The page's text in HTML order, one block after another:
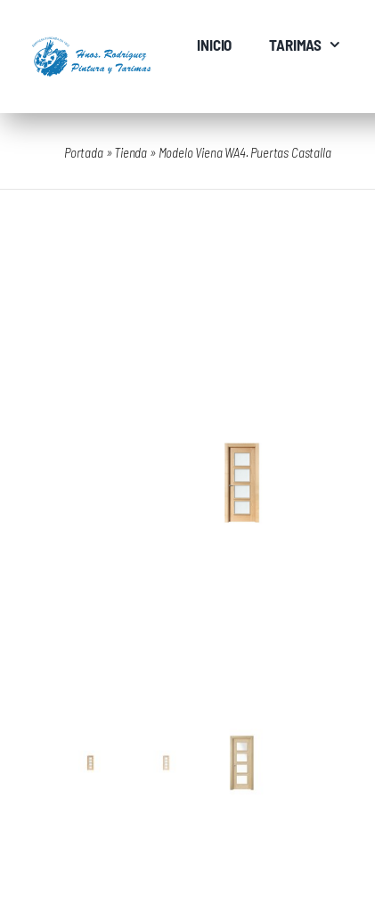
contenido
INICIO TARIMAS
Portada»Tienda » Modelo Viena WA4. Puertas Castalla